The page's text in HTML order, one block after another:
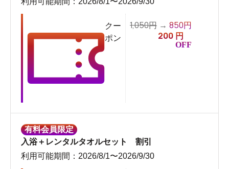
クー
ポン
1,050円 → 850円
200 円
OFF
有料会員限定
入浴＋レンタルタオルセット 割引
利用可能期間：2026/8/1〜2026/9/30